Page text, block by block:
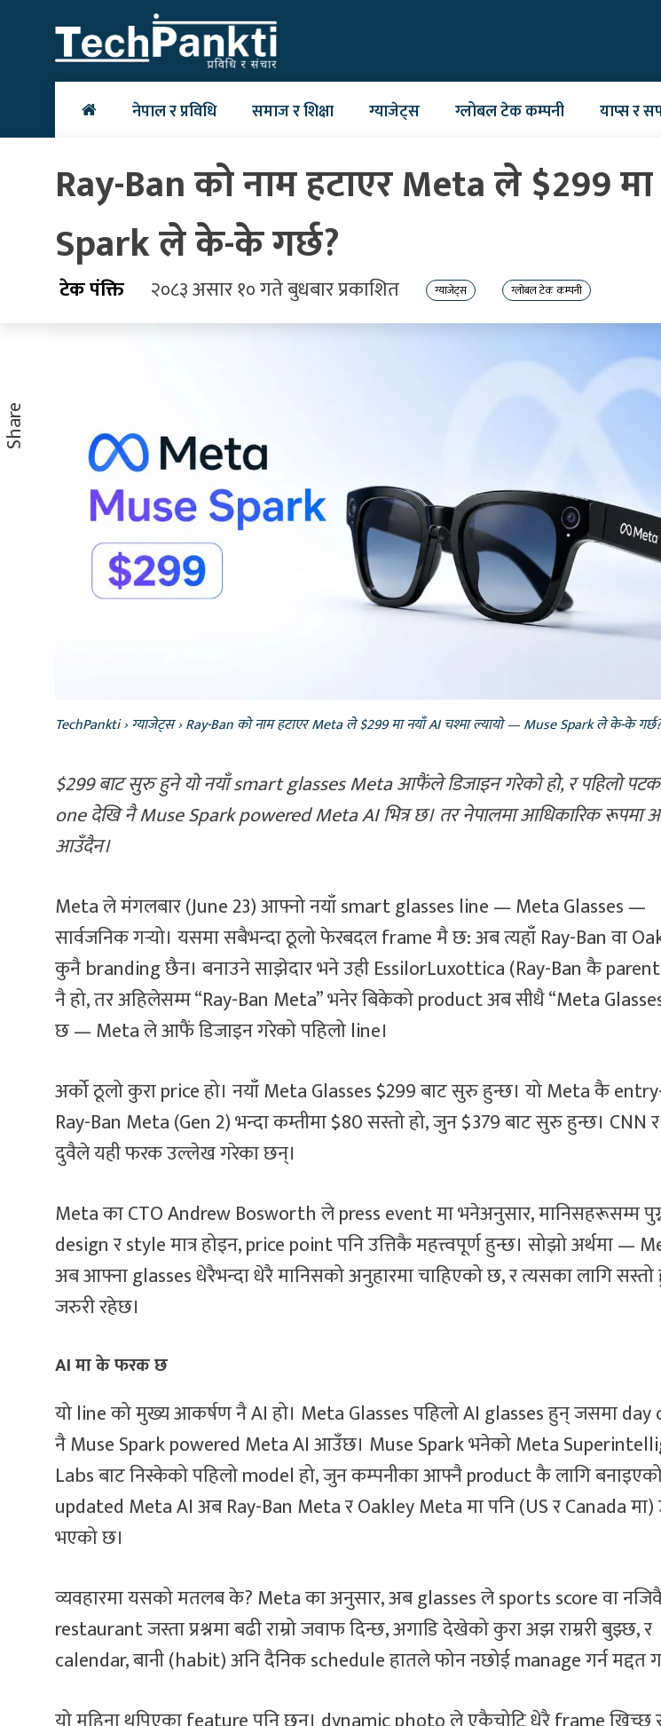
content
नेपाल र प्रविधि समाज र शिक्षा ग्याजेट्स ग्लोबल टेक कम्पनी याप्स र
Ray-Ban को नाम हटाएर Meta ले $299
Spark ले के-के गर्छ?
टेक पंक्ति २०८३ असार १० गते बुधबार प्रकाशित ग्याजेट्स ग्लोबल टेक कम्पनी
TechPankti›ग्याजेट्स›Ray-Ban को नाम हटाएर Meta ले $299 मा नयाँ AI चश्मा ल्यायो — Muse Spark ले के-के गर्छ?
$299 बाट सुरु हुने यो नयाँ smart glasses Meta आफैंले डिजाइन गरेको हो, र पहिलो
one देखि नै Muse Spark powered Meta AI भित्र छ। तर नेपालमा आधिकारिक रूपमा
आउँदैन।
Meta ले मंगलबार (June 23) आफ्नो नयाँ smart glasses line — Meta Glasses —
सार्वजनिक गर्‍यो। यसमा सबैभन्दा ठूलो फेरबदल frame मै छ: अब त्यहाँ Ray-Ban वा
कुनै branding छैन। बनाउने साझेदार भने उही EssilorLuxottica (Ray-Ban कै
नै हो, तर अहिलेसम्म “Ray-Ban Meta” भनेर बिकेको product अब सीधै “Meta
छ — Meta ले आफैं डिजाइन गरेको पहिलो line।
अर्को ठूलो कुरा price हो। नयाँ Meta Glasses $299 बाट सुरु हुन्छ। यो Meta कै
Ray-Ban Meta (Gen 2) भन्दा कम्तीमा $80 सस्तो हो, जुन $379 बाट सुरु हुन्छ। CNN
दुवैले यही फरक उल्लेख गरेका छन्।
Meta का CTO Andrew Bosworth ले press event मा भनेअनुसार, मानिसहरूसम्म
design र style मात्र होइन, price point पनि उत्तिकै महत्त्वपूर्ण हुन्छ। सोझो अर्थमा —
अब आफ्ना glasses धेरैभन्दा धेरै मानिसको अनुहारमा चाहिएको छ, र त्यसका लागि
जरुरी रहेछ।
AI मा के फरक छ
यो line को मुख्य आकर्षण नै AI हो। Meta Glasses पहिलो AI glasses हुन् जसमा day
नै Muse Spark powered Meta AI आउँछ। Muse Spark भनेको Meta
Labs बाट निस्केको पहिलो model हो, जुन कम्पनीका आफ्नै product कै लागि
updated Meta AI अब Ray-Ban Meta र Oakley Meta मा पनि (US र Canada
भएको छ।
व्यवहारमा यसको मतलब के? Meta का अनुसार, अब glasses ले sports score वा
restaurant जस्ता प्रश्नमा बढी राम्रो जवाफ दिन्छ, अगाडि देखेको कुरा अझ राम्ररी बुझ्छ, र
calendar, बानी (habit) अनि दैनिक schedule हातले फोन नछोई manage गर्न मद्दत